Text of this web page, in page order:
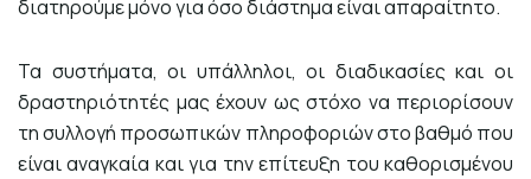
διατηρούμε μόνο για όσο διάστημα είναι απαραίτητο.
Τα συστήματα, οι υπάλληλοι, οι διαδικασίες και οι
δραστηριότητές μας έχουν ως στόχο να περιορίσουν
τη συλλογή προσωπικών πληροφοριών στο βαθμό που
είναι αναγκαία και για την επίτευξη του καθορισμένου